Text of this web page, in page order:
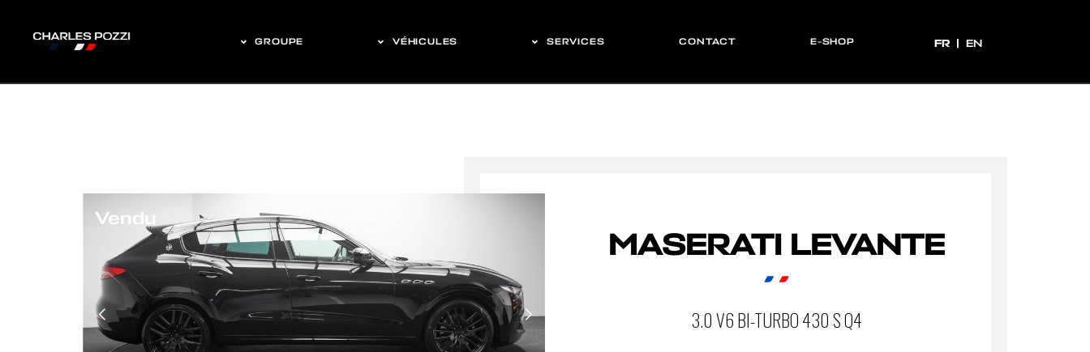
GROUPE VÉHICULES SERVICES CONTACT E-SHOP FR
FR EN
Vendu
MASERATI LEVANTE
3.0 V6 BI-TURBO 430 S Q4